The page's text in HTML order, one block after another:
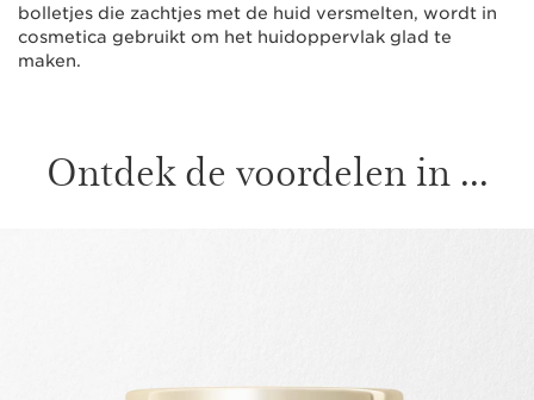
bolletjes die zachtjes met de huid versmelten, wordt in
cosmetica gebruikt om het huidoppervlak glad te
maken.
Ontdek de voordelen in ...